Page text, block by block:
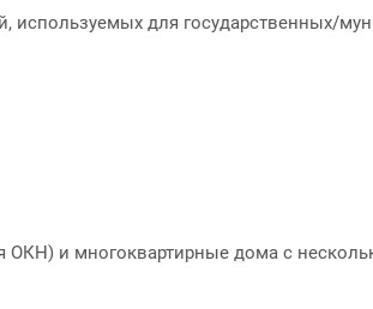
для государственных/
ОКН) и многоквартирные дома с